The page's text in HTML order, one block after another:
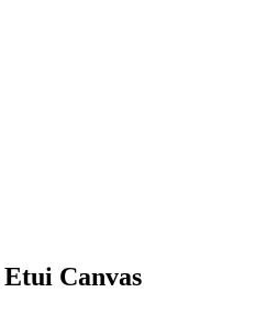
Etui Canvas